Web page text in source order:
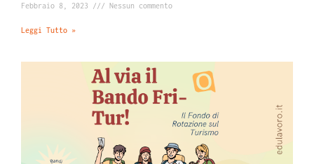
Febbraio 8, 2023 Nessun commento
Leggi Tutto »